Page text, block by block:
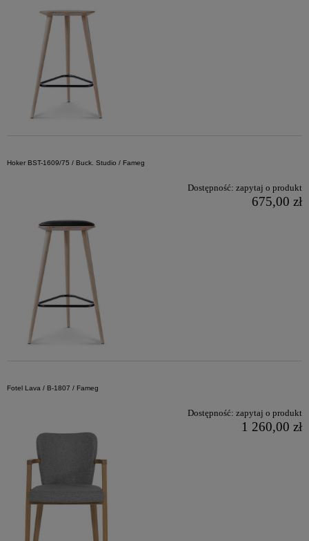
Hoker BST-1609/75 / Buck. Studio / Fameg
Dostępność: zapytaj o produkt
675,00 zł
Fotel Lava / B-1807 / Fameg
Dostępność: zapytaj o produkt
1 260,00 zł